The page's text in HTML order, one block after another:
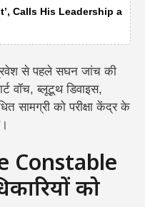
Calls His Leadership a
से पहले सघन जांच की
वॉच, ब्लूटूथ डिवाइस,
सामग्री को परीक्षा केंद्र के
Constable
को